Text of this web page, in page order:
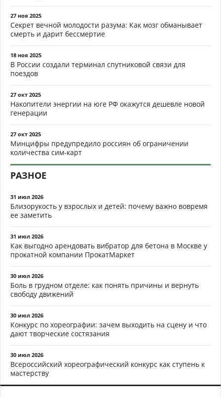
27 ноя 2025
Секрет вечной молодости разума: Как мозг обманывает
смерть и дарит бессмертие
18 ноя 2025
В России создали терминал спутниковой связи для
поездов
27 окт 2025
Накопители энергии на юге РФ окажутся дешевле новой
генерации
27 окт 2025
Минцифры предупредило россиян об ограничении
количества сим-карт
РАЗНОЕ
31 июл 2026
Близорукость у взрослых и детей: почему важно вовремя
ее заметить
31 июл 2026
Как выгодно арендовать вибратор для бетона в Москве у
прокатной компании ПрокатМаркет
30 июл 2026
Боль в грудном отделе: как понять причины и вернуть
свободу движений
30 июл 2026
Конкурс по хореографии: зачем выходить на сцену и что
дают творческие состязания
30 июл 2026
Всероссийский хореографический конкурс как ступень к
мастерству